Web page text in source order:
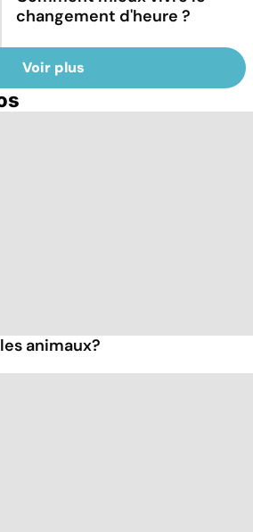
changement d'heure ?
Voir plus
animaux?